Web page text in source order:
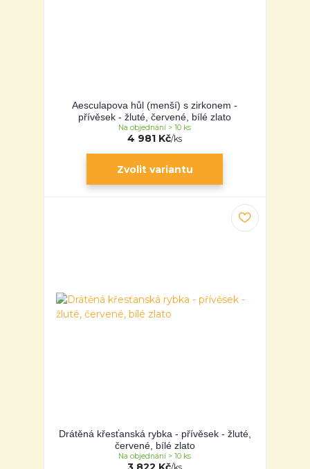
Aesculapova hůl (menší) s zirkonem -
přívěsek - žluté, červené, bílé zlato
4 981 Kč/ks
Na objednání > 10 ks
Zvolit variantu
Drátěná křesťanská rybka - přívěsek - žluté,
červené, bílé zlato
Na objednání > 10 ks